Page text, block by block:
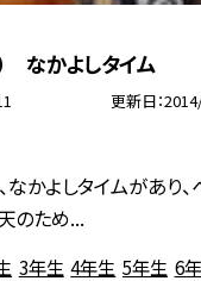
なかよしタイム
更新日
、なかよしタイムがあり
のため...
3年生 4年生 5年生 6